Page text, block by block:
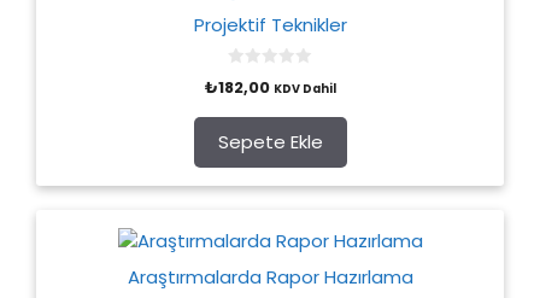
Projektif Teknikler
0
o
t
o
f
5
₺182,00 KDV Dahil
Sepete Ekle
Araştırmalarda Rapor Hazırlama